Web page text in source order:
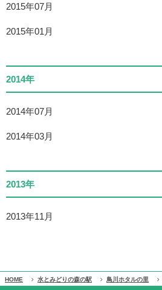
2015年07月
2015年01月
2014年
2014年07月
2014年03月
2013年
2013年11月
HOME 水とみどりの森の駅 鳥川ホタルの里